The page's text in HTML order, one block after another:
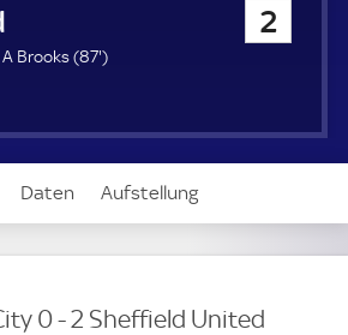
2
A Brooks (87'8
u
t
)
Daten Aufstellung
0 - 2 Sheffield United